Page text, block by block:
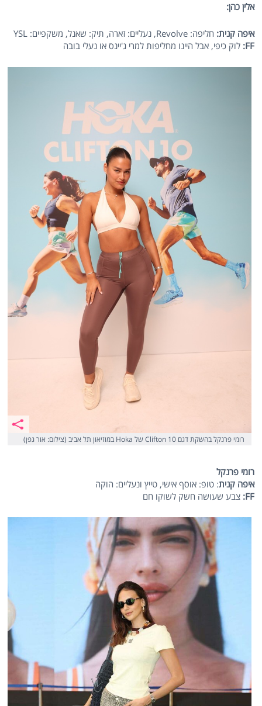
אלין כהן:
איפה קנית: חליפה: Revolve, נעליים: זארה, תיק: שאנל, משקפיים: YSL
FF
:לוק כיפי, אבל היינו מחליפות למרי ג'יינס או נעלי בובה
רומי פרנקל בהשקת דגם Clifton 10 של Hoka במוזיאון תל אביב (צילום: אור גפן)
רומי פרנקל
איפה קנית: טופ: אוסף אישי, טייץ ונעליים: הוקה
FF
: צבע שעושה חשק לשוקו חם